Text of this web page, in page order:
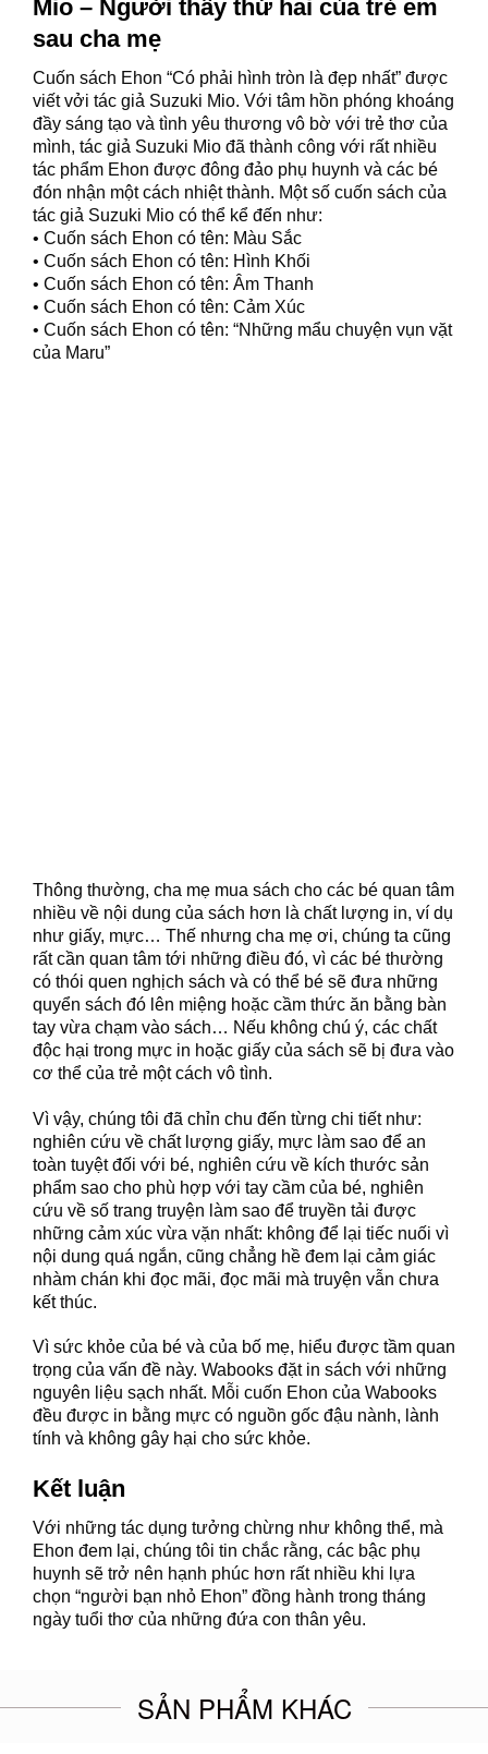
Mio – Người thầy thứ hai của trẻ em
sau cha mẹ
Cuốn sách Ehon “Có phải hình tròn là đẹp nhất” được
viết vởi tác giả Suzuki Mio. Với tâm hồn phóng khoáng
đầy sáng tạo và tình yêu thương vô bờ với trẻ thơ của
mình, tác giả Suzuki Mio đã thành công với rất nhiều
tác phẩm Ehon được đông đảo phụ huynh và các bé
đón nhận một cách nhiệt thành. Một số cuốn sách của
tác giả Suzuki Mio có thể kể đến như:
• Cuốn sách Ehon có tên: Màu Sắc
• Cuốn sách Ehon có tên: Hình Khối
• Cuốn sách Ehon có tên: Âm Thanh
• Cuốn sách Ehon có tên: Cảm Xúc
• Cuốn sách Ehon có tên: “Những mẩu chuyện vụn vặt
của Maru”
Thông thường, cha mẹ mua sách cho các bé quan tâm
nhiều về nội dung của sách hơn là chất lượng in, ví dụ
như giấy, mực… Thế nhưng cha mẹ ơi, chúng ta cũng
rất cần quan tâm tới những điều đó, vì các bé thường
có thói quen nghịch sách và có thể bé sẽ đưa những
quyển sách đó lên miệng hoặc cầm thức ăn bằng bàn
tay vừa chạm vào sách… Nếu không chú ý, các chất
độc hại trong mực in hoặc giấy của sách sẽ bị đưa vào
cơ thể của trẻ một cách vô tình.
Vì vậy, chúng tôi đã chỉn chu đến từng chi tiết như:
nghiên cứu về chất lượng giấy, mực làm sao để an
toàn tuyệt đối với bé, nghiên cứu về kích thước sản
phẩm sao cho phù hợp với tay cầm của bé, nghiên
cứu về số trang truyện làm sao để truyền tải được
những cảm xúc vừa vặn nhất: không để lại tiếc nuối vì
nội dung quá ngắn, cũng chẳng hề đem lại cảm giác
nhàm chán khi đọc mãi, đọc mãi mà truyện vẫn chưa
kết thúc.
Vì sức khỏe của bé và của bố mẹ, hiểu được tầm quan
trọng của vấn đề này. Wabooks đặt in sách với những
nguyên liệu sạch nhất. Mỗi cuốn Ehon của Wabooks
đều được in bằng mực có nguồn gốc đậu nành, lành
tính và không gây hại cho sức khỏe.
Kết luận
Với những tác dụng tưởng chừng như không thể, mà
Ehon đem lại, chúng tôi tin chắc rằng, các bậc phụ
huynh sẽ trở nên hạnh phúc hơn rất nhiều khi lựa
chọn “người bạn nhỏ Ehon” đồng hành trong tháng
ngày tuổi thơ của những đứa con thân yêu.
SẢN PHẨM KHÁC